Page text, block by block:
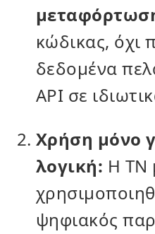
κώδικας, όχι
δεδομένα
API σε
Χρήση μόνο
λογική: Η ΤΝ
ψηφιακός